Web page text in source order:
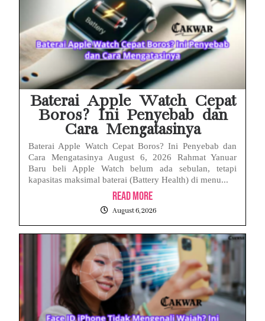
Baterai Apple Watch Cepat
Boros? Ini Penyebab dan
Cara Mengatasinya
Baterai Apple Watch Cepat Boros? Ini Penyebab dan
Cara Mengatasinya August 6, 2026 Rahmat Yanuar
Baru beli Apple Watch belum ada sebulan, tetapi
kapasitas maksimal baterai (Battery Health) di menu...
Read More
August 6, 2026